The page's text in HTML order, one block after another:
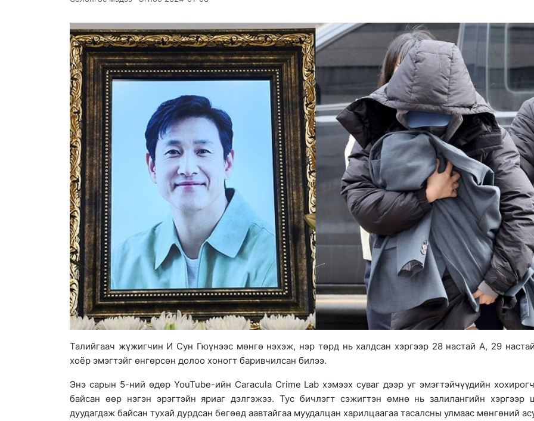
Талийгаач жүжигчин И Сун Гюүнээс мөнгө нэхэж, нэр төрд нь халдсан хэргээр 28 настай А, 29
хоёр эмэгтэйг өнгөрсөн долоо хоногт баривчилсан билээ.
Энэ сарын 5-ний өдөр YouTube-ийн Caracula Crime Lab хэмээх суваг дээр уг эмэгтэйчүүдийн
байсан өөр нэгэн эрэгтэйн яриаг дэлгэжээ. Тус бичлэгт сэжигтэн өмнө нь залилангийн хэргээр
дуудагдаж байсан тухай дурдсан бөгөөд аавтайгаа муудалцан харилцаагаа тасалсны улмаас мөнгөний